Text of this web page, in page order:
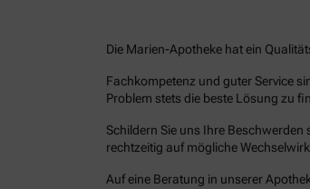
Die Marien-Apotheke hat ein
Fachkompetenz und guter Service
Problem stets die beste Lösung zu
Schildern Sie uns Ihre
rechtzeitig auf mögliche
Auf eine Beratung in unserer